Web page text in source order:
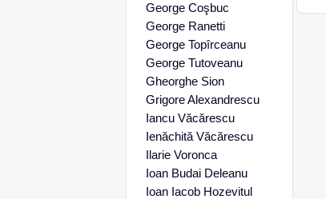
George Coşbuc
George Ranetti
George Topîrceanu
George Tutoveanu
Gheorghe Sion
Grigore Alexandrescu
Iancu Văcărescu
Ienăchită Văcărescu
Ilarie Voronca
Ioan Budai Deleanu
Ioan Iacob Hozevitul